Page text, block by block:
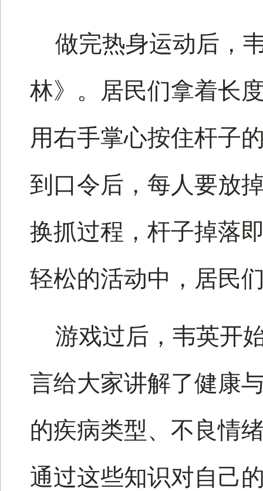
做完热身运动后，
林》。居民们拿着长
用右手掌心按住杆子
到口令后，每人要放
换抓过程，杆子掉落
轻松的活动中，居民
游戏过后，韦英开
言给大家讲解了健康
的疾病类型、不良情
通过这些知识对自己